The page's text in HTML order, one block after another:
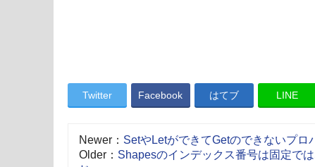
Twitter Facebook はてブ LINE
Newer： SetやLetができてGetのできないプロ
Older： Shapesのインデックス番号は固定で